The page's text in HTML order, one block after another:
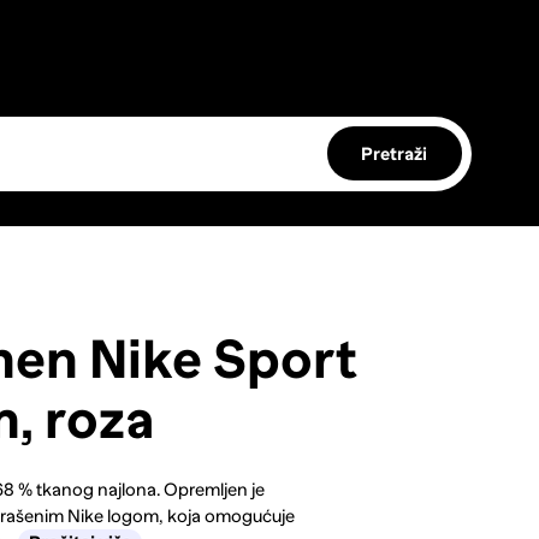
Pretraži
Nike Sport
roza
% tkanog najlona. Opremljen je
Nike logom, koja omogućuje